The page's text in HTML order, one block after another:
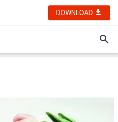
DOWNLOAD